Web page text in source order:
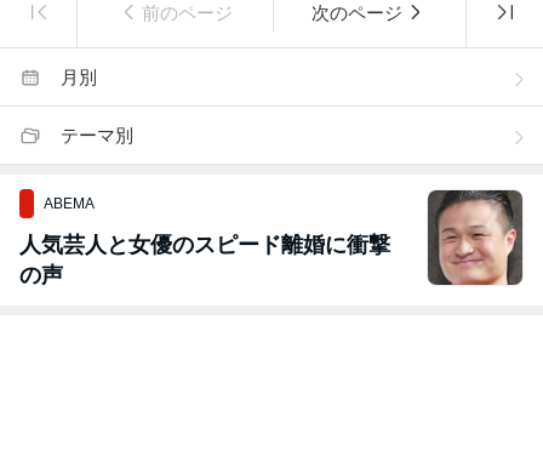
前のページ 次のページ
月別
テーマ別
ABEMA
人気芸人と女優のスピード離婚に衝撃
の声